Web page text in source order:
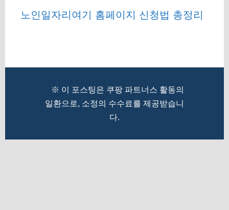
노인일자리여기 홈페이지 신청법 총정리
※ 이 포스팅은 쿠팡 파트너스 활동의
일환으로, 소정의 수수료를 제공받습니
다.